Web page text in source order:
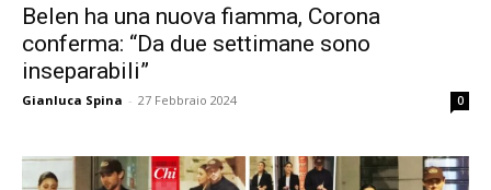
Belen ha una nuova fiamma, Corona
conferma: “Da due settimane sono
inseparabili”
Gianluca Spina - 27 Febbraio 2024 0